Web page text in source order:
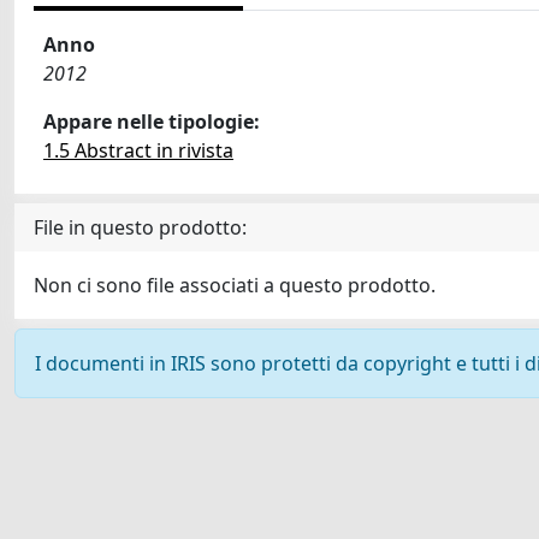
Anno
2012
Appare nelle tipologie:
1.5 Abstract in rivista
File in questo prodotto:
Non ci sono file associati a questo prodotto.
I documenti in IRIS sono protetti da copyright e tutti i